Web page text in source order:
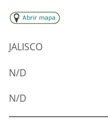
JALISCO
N/D
N/D